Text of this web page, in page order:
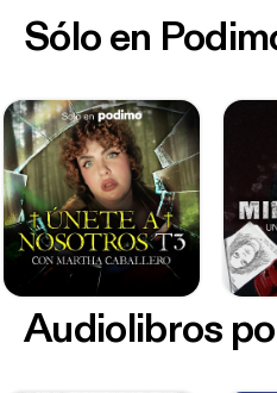
Sólo en
Audiolibros